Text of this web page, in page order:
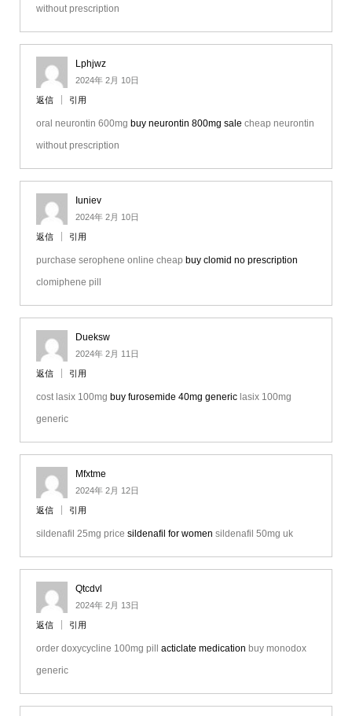
without prescription
Lphjwz
2024年 2月 10日
返信 引用
oral neurontin 600mg buy neurontin 800mg sale cheap neurontin
without prescription
Iuniev
2024年 2月 10日
返信 引用
purchase serophene online cheap buy clomid no prescription
clomiphene pill
Dueksw
2024年 2月 11日
返信 引用
cost lasix 100mg buy furosemide 40mg genericlasix 100mg
generic
Mfxtme
2024年 2月 12日
返信 引用
sildenafil 25mg price sildenafil for women sildenafil 50mg uk
Qtcdvl
2024年 2月 13日
返信 引用
order doxycycline 100mg pill acticlate medication buy monodox
generic